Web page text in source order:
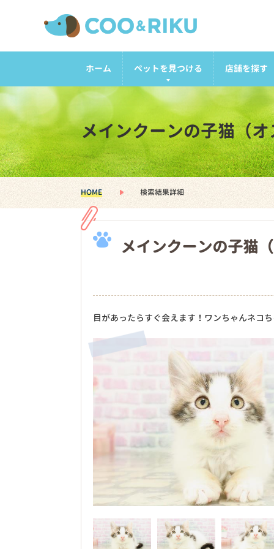
ホーム ペットを見つける 店舗を探す
メインクーンの子猫（
HOME 検索結果詳細
メインクーンの子
目があったらすぐ会えます！ワンちゃんネコ